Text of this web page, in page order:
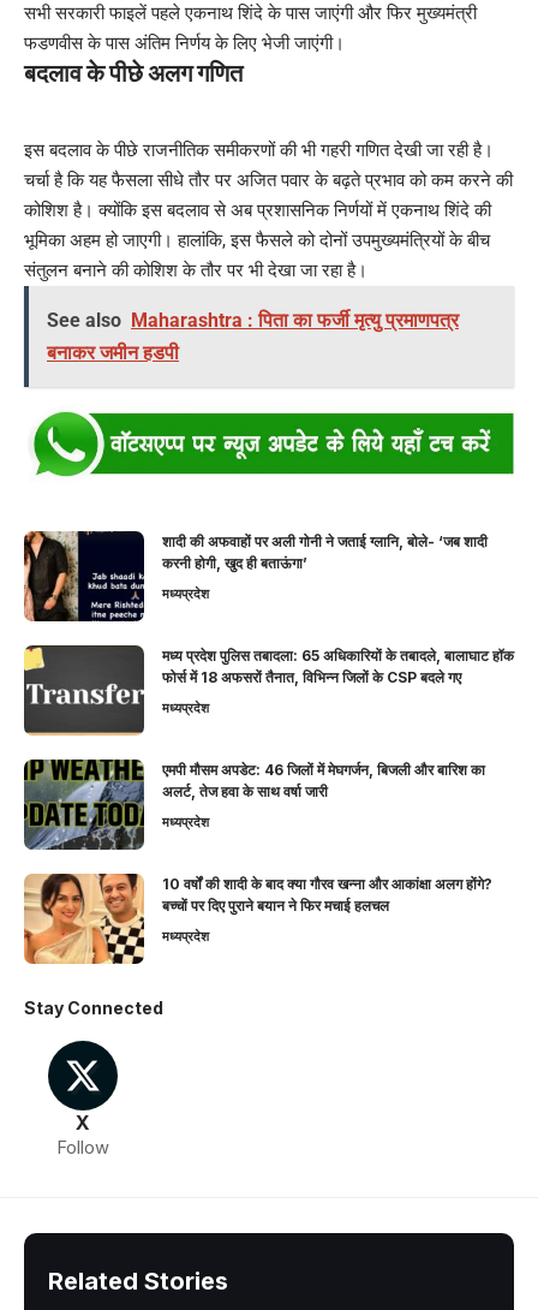
सभी सरकारी फाइलें पहले एकनाथ शिंदे के पास जाएंगी और फिर मुख्यमंत्री
फडणवीस के पास अंतिम निर्णय के लिए भेजी जाएंगी।
बदलाव के पीछे अलग गणित
इस बदलाव के पीछे राजनीतिक समीकरणों की भी गहरी गणित देखी जा रही है।
चर्चा है कि यह फैसला सीधे तौर पर अजित पवार के बढ़ते प्रभाव को कम करने की
कोशिश है। क्योंकि इस बदलाव से अब प्रशासनिक निर्णयों में एकनाथ शिंदे की
भूमिका अहम हो जाएगी। हालांकि, इस फैसले को दोनों उपमुख्यमंत्रियों के बीच
संतुलन बनाने की कोशिश के तौर पर भी देखा जा रहा है।
See also Maharashtra : पिता का फर्जी मृत्यु प्रमाणपत्र
बनाकर जमीन हडपी
शादी की अफवाहों पर अली गोनी ने जताई ग्लानि, बोले- ‘जब शादी
करनी होगी, खुद ही बताऊंगा’
मध्यप्रदेश
मध्य प्रदेश पुलिस तबादला: 65 अधिकारियों के तबादले, बालाघाट हॉक
फोर्स में 18 अफसरों तैनात, विभिन्न जिलों के CSP बदले गए
मध्यप्रदेश
एमपी मौसम अपडेट: 46 जिलों में मेघगर्जन, बिजली और बारिश का
अलर्ट, तेज हवा के साथ वर्षा जारी
मध्यप्रदेश
10 वर्षों की शादी के बाद क्या गौरव खन्ना और आकांक्षा अलग होंगे?
बच्चों पर दिए पुराने बयान ने फिर मचाई हलचल
मध्यप्रदेश
Stay Connected
X
Follow
Related Stories